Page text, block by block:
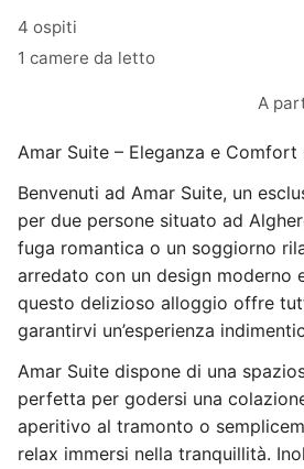
4 ospiti
1 camere da letto
A
Amar Suite – Eleganza e
Benvenuti ad Amar Suite, un
per due persone situato ad
fuga romantica o un soggiorno
arredato con un design moderno
questo delizioso alloggio offre
garantirvi un’esperienza
Amar Suite dispone di una
perfetta per godersi una
aperitivo al tramonto o
relax immersi nella tranquillità.